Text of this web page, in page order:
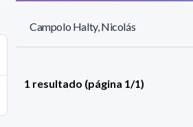
Campolo Halty, Nicolás
1 resultado (página 1/1)